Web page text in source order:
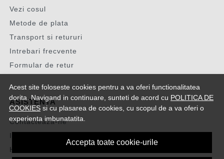
Acest site foloseste cookies pentru a va oferi functionalitatea
dorita. Navigand in continuare, sunteti de acord cu POLITICA DE
COOKIES si cu plasarea de cookies, cu scopul de a va oferi o
experienta imbunatatita.
Accepta toate cookie-urile
Vezi cosul
Metode de plata
Transport si retururi
Intrebari frecvente
Formular de retur
ASISTENTA
Contacteaza-ne
Intrebari frecvente
Harta site